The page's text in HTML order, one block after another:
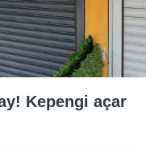
Kepengi açar